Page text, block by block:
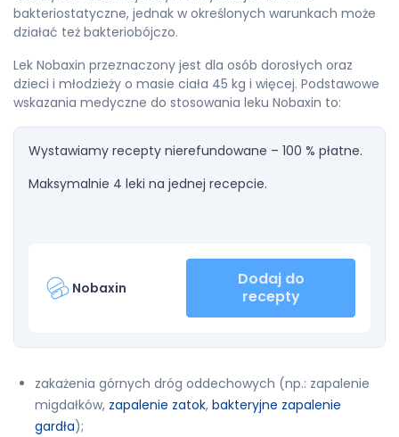
bakteriostatyczne, jednak w określonych warunkach może
działać też bakteriobójczo.
Lek Nobaxin przeznaczony jest dla osób dorosłych oraz
dzieci i młodzieży o masie ciała 45 kg i więcej. Podstawowe
wskazania medyczne do stosowania leku Nobaxin to:
Wystawiamy recepty nierefundowane – 100 % płatne.
Maksymalnie 4 leki na jednej recepcie.
Nobaxin
Dodaj do
recepty
zakażenia górnych dróg oddechowych (np.: zapalenie
migdałków, zapalenie zatok, bakteryjne zapalenie
gardła);